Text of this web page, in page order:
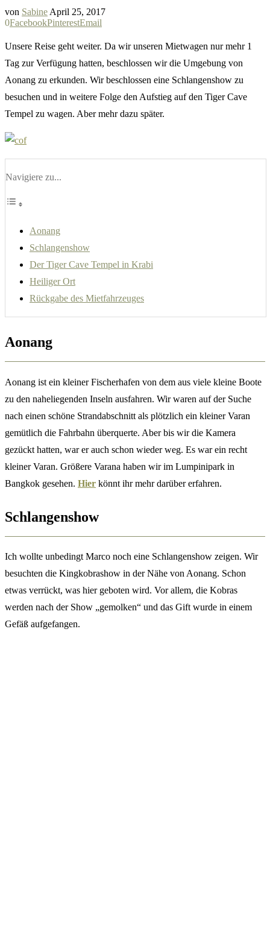
von Sabine April 25, 2017
0FacebookPinterestEmail
Unsere Reise geht weiter. Da wir unseren Mietwagen nur mehr 1
Tag zur Verfügung hatten, beschlossen wir die Umgebung von
Aonang zu erkunden. Wir beschlossen eine Schlangenshow zu
besuchen und in weitere Folge den Aufstieg auf den Tiger Cave
Tempel zu wagen. Aber mehr dazu später.
Navigiere zu...
Aonang
Schlangenshow
Der Tiger Cave Tempel in Krabi
Heiliger Ort
Rückgabe des Mietfahrzeuges
Aonang
Aonang ist ein kleiner Fischerhafen von dem aus viele kleine Boote
zu den naheliegenden Inseln ausfahren. Wir waren auf der Suche
nach einen schöne Strandabschnitt als plötzlich ein kleiner Varan
gemütlich die Fahrbahn überquerte. Aber bis wir die Kamera
gezückt hatten, war er auch schon wieder weg. Es war ein recht
kleiner Varan. Größere Varana haben wir im Lumpinipark in
Bangkok gesehen. Hier könnt ihr mehr darüber erfahren.
Schlangenshow
Ich wollte unbedingt Marco noch eine Schlangenshow zeigen. Wir
besuchten die Kingkobrashow in der Nähe von Aonang. Schon
etwas verrückt, was hier geboten wird. Vor allem, die Kobras
werden nach der Show „gemolken“ und das Gift wurde in einem
Gefäß aufgefangen.